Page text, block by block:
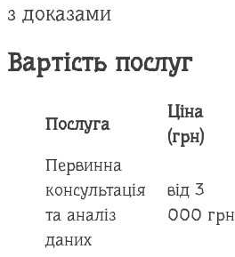
з доказами
Вартість послуг
Послуга
Ціна
(грн)
Первинна
консультація
та аналіз
даних
від 3
000 грн